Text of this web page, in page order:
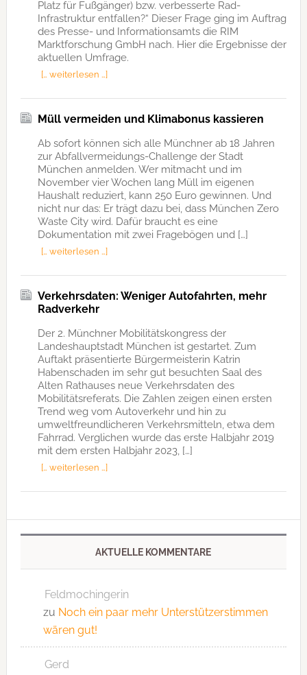
Platz für Fußgänger) bzw. verbesserte Rad-
Infrastruktur entfallen?“ Dieser Frage ging im Auftrag
des Presse- und Informationsamts die RIM
Marktforschung GmbH nach. Hier die Ergebnisse der
aktuellen Umfrage.
[… weiterlesen …]
Müll vermeiden und Klimabonus kassieren
Ab sofort können sich alle Münchner ab 18 Jahren
zur Abfallvermeidungs-Challenge der Stadt
München anmelden. Wer mitmacht und im
November vier Wochen lang Müll im eigenen
Haushalt reduziert, kann 250 Euro gewinnen. Und
nicht nur das: Er trägt dazu bei, dass München Zero
Waste City wird. Dafür braucht es eine
Dokumentation mit zwei Fragebögen und […]
[… weiterlesen …]
Verkehrsdaten: Weniger Autofahrten, mehr
Radverkehr
Der 2. Münchner Mobilitätskongress der
Landeshauptstadt München ist gestartet. Zum
Auftakt präsentierte Bürgermeisterin Katrin
Habenschaden im sehr gut besuchten Saal des
Alten Rathauses neue Verkehrsdaten des
Mobilitätsreferats. Die Zahlen zeigen einen ersten
Trend weg vom Autoverkehr und hin zu
umweltfreundlicheren Verkehrsmitteln, etwa dem
Fahrrad. Verglichen wurde das erste Halbjahr 2019
mit dem ersten Halbjahr 2023, […]
[… weiterlesen …]
AKTUELLE KOMMENTARE
Feldmochingerin
zu Noch ein paar mehr Unterstützerstimmen
wären gut!
Gerd